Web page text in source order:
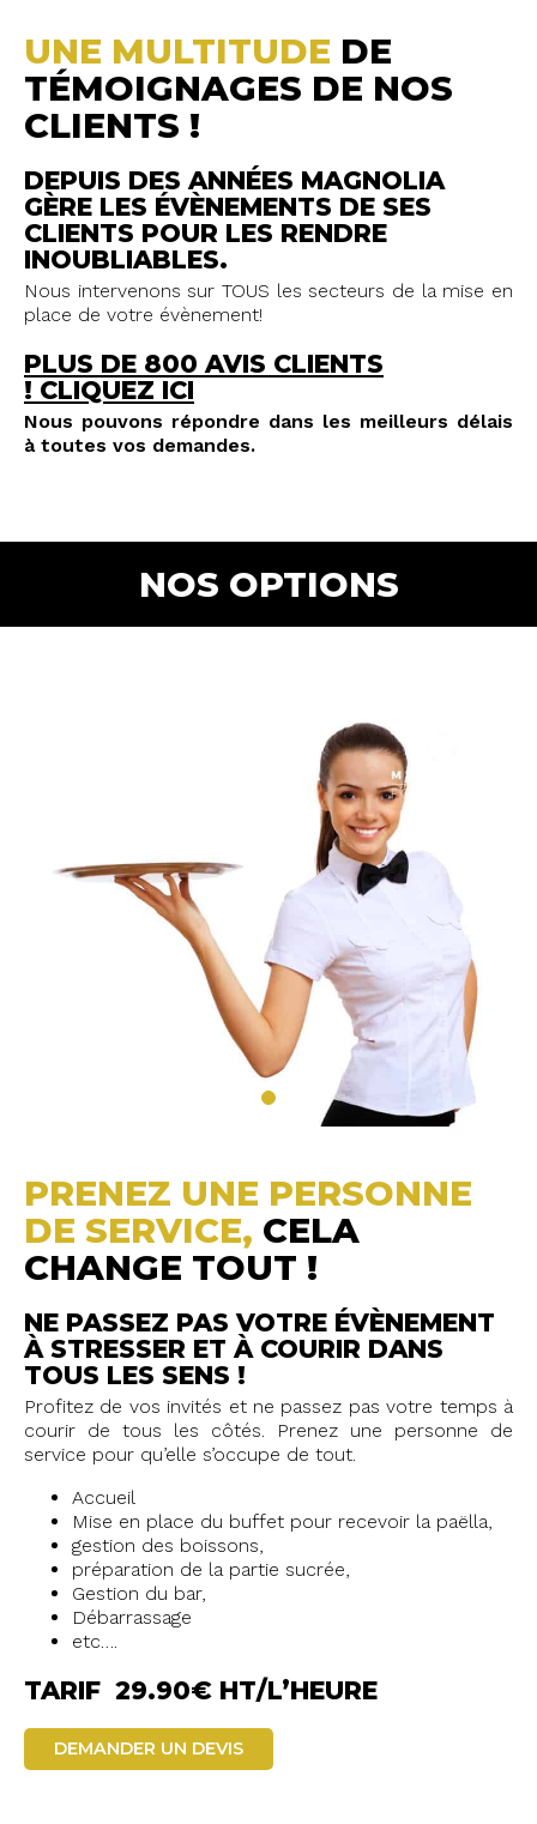
UNE MULTITUDE DE
TÉMOIGNAGES DE NOS
CLIENTS !
DEPUIS DES ANNÉES MAGNOLIA
GÈRE LES ÉVÈNEMENTS DE SES
CLIENTS POUR LES RENDRE
INOUBLIABLES.
Nous intervenons sur TOUS les secteurs de la mise en
place de votre évènement!
PLUS DE 800 AVIS CLIENTS
! CLIQUEZ ICI
Nous pouvons répondre dans les meilleurs délais
à toutes vos demandes.
NOS OPTIONS
PRENEZ UNE PERSONNE
DE SERVICE, CELA
CHANGE TOUT !
NE PASSEZ PAS VOTRE ÉVÈNEMENT
À STRESSER ET À COURIR DANS
TOUS LES SENS !
Profitez de vos invités et ne passez pas votre temps à
courir de tous les côtés. Prenez une personne de
service pour qu’elle s’occupe de tout.
Accueil
Mise en place du buffet pour recevoir la paëlla,
gestion des boissons,
préparation de la partie sucrée,
Gestion du bar,
Débarrassage
etc….
TARIF 29.90€ HT/L’HEURE
DEMANDER UN DEVIS